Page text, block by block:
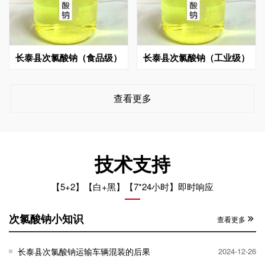
长泰县次氯酸钠（食品级） 长泰县次氯酸钠（工业级）
查看更多
技术支持
【5+2】【白+黑】【7*24小时】即时响应
次氯酸钠小知识 查看更多
长泰县次氯酸钠运输车辆混装的后果 2024-12-26